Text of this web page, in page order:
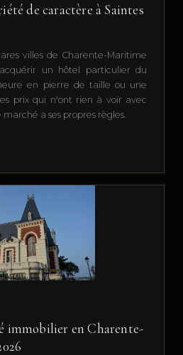
de caractère à Saintes
villes de Charente-Maritime
un hôtel particulier du
en pierre de taille ou une
prix qui n'ont rien à voir avec
a ses propres règles.
immobilier en Charente-